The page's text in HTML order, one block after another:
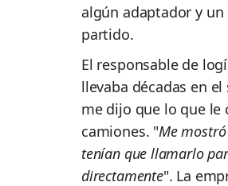
algún adaptador y
partido.
El responsable de
llevaba décadas en
me dijo que lo que le
camiones. "Me
tenían que llamarlo
directamente". La